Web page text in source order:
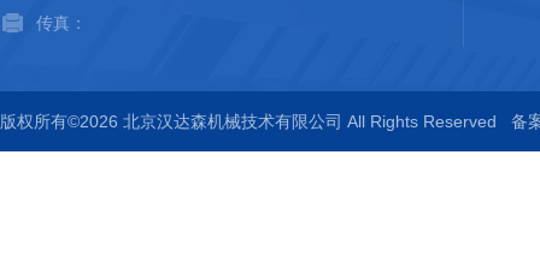
传真：
版权所有©2026 北京汉达森机械技术有限公司 All Rights Reserved 备